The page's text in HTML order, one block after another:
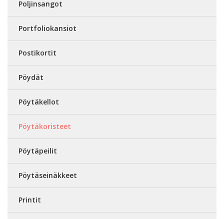
Poljinsangot
Portfoliokansiot
Postikortit
Pöydät
Pöytäkellot
Pöytäkoristeet
Pöytäpeilit
Pöytäseinäkkeet
Printit